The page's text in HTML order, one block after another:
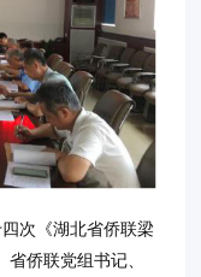
次《湖北省侨联梁
侨联党组书记、